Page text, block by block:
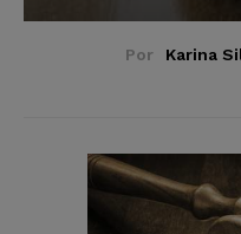
Por Karina